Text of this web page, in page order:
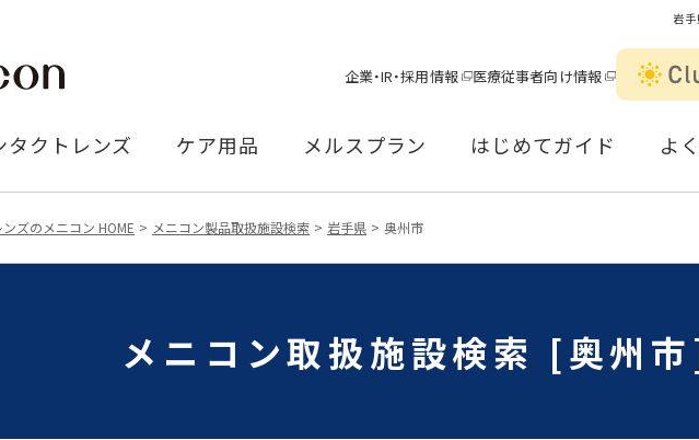
岩
企業・IR・採用情報 医療従事者向け情報
タクトレンズ ケア用品 メルスプラン はじめてガイド よ
ズのメニコン HOME メニコン製品取扱施設検索 岩手県 奥州市
メニコン取扱施設検索 [奥州